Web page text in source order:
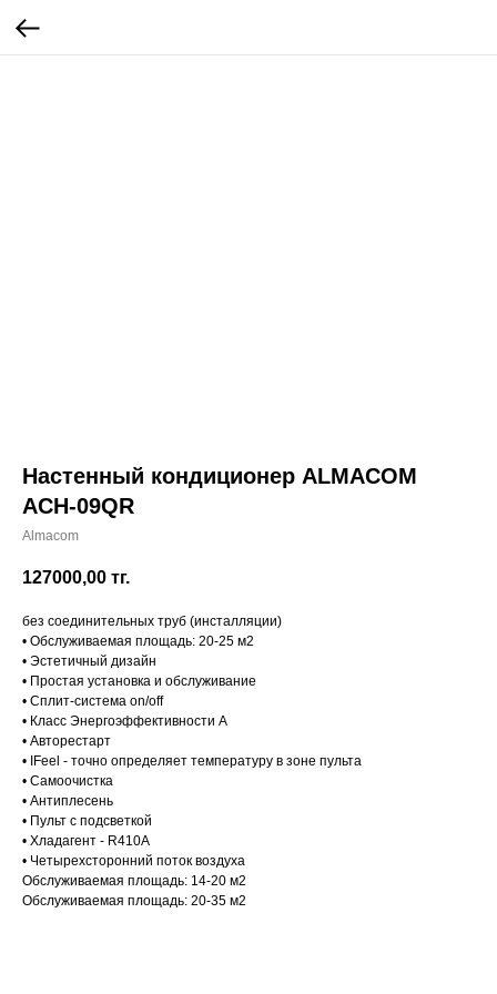
Настенный кондиционер ALMACOM
ACH-09QR
Almacom
127000,00 тг.
без соединительных труб (инсталляции)
• Обслуживаемая площадь: 20-25 м2
• Эстетичный дизайн
• Простая установка и обслуживание
• Сплит-система on/off
• Класс Энергоэффективности A
• Авторестарт
• IFeel - точно определяет температуру в зоне пульта
• Самоочистка
• Антиплесень
• Пульт с подсветкой
• Хладагент - R410A
• Четырехсторонний поток воздуха
Обслуживаемая площадь: 14-20 м2
Обслуживаемая площадь: 20-35 м2